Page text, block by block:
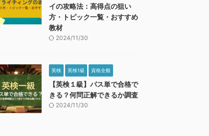
イの攻略法：高得点の狙い
方・トピック一覧・おすすめ
教材
2024/11/30
英検 英検1級 資格全般
【英検１級】パス単で合格で
きる？何問正解できるか調査
2024/11/30